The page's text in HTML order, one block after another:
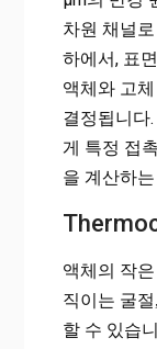
차원 채널
하에서, 표
액체와 고
결정됩니다
게 특정 접
을 계산하
액체의 작
직이는 굴절,
할 수 있습